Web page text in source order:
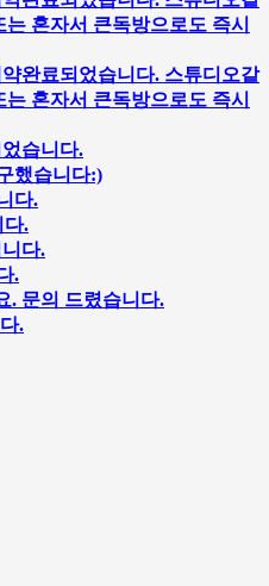
혼자서 큰독방으로도 즉시
완료되었습니다. 스튜디오같
혼자서 큰독방으로도 즉시
습니다.
했습니다:)
다.
다.
다.
.
. 문의 드렸습니다.
.